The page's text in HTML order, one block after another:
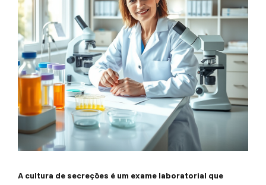
A cultura de secreções é um exame laboratorial que